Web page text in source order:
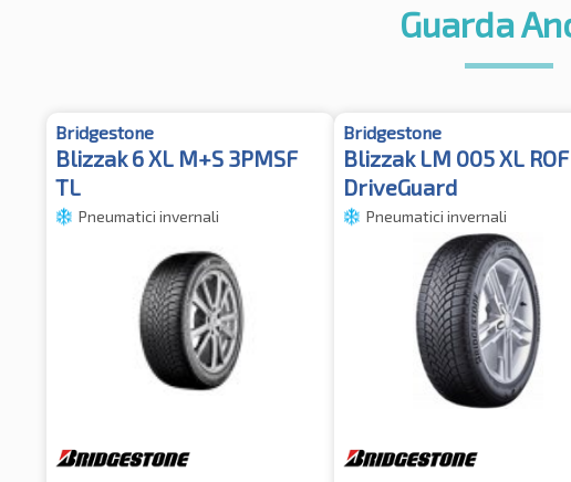
Guarda
Bridgestone
Blizzak 6 XL M+S 3PMSF
TL
Pneumatici invernali
Bridgestone
Blizzak LM 005 XL ROF
DriveGuard
Pneumatici invernali